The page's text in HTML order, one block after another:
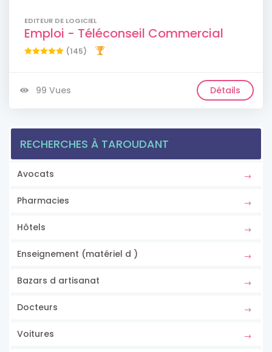
EDITEUR DE LOGICIEL
Emploi - Téléconseil Commercial
(145)
99 Vues Détails
RECHERCHES À TAROUDANT
Avocats
Pharmacies
Hôtels
Enseignement (matériel d )
Bazars d artisanat
Docteurs
Voitures